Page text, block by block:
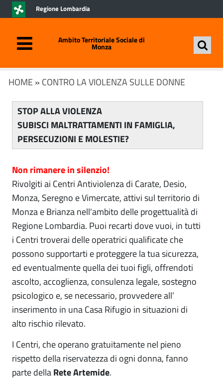
Regione Lombardia
Ambito Territoriale Sociale di
Monza
HOME » CONTRO LA VIOLENZA SULLE DONNE
STOP ALLA VIOLENZA
SUBISCI MALTRATTAMENTI IN FAMIGLIA,
PERSECUZIONI E MOLESTIE?
Non rimanere in silenzio!
Rivolgiti ai Centri Antiviolenza di Carate, Desio,
Monza, Seregno e Vimercate, attivi sul territorio di
Monza e Brianza nell'ambito delle progettualità di
Regione Lombardia. Puoi recarti dove vuoi, in tutti
i Centri troverai delle operatrici qualificate che
possono supportarti e proteggere la tua sicurezza,
ed eventualmente quella dei tuoi figli, offrendoti
ascolto, accoglienza, consulenza legale, sostegno
psicologico e, se necessario, provvedere all’
inserimento in una Casa Rifugio in situazioni di
alto rischio rilevato.
I Centri, che operano gratuitamente nel pieno
rispetto della riservatezza di ogni donna, fanno
parte dellaRete Artemide.